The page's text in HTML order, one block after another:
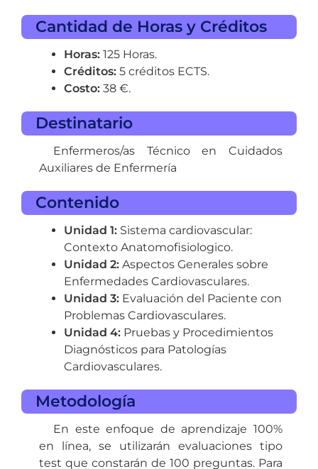
Cantidad de Horas y Créditos
Horas: 125 Horas.
Créditos: 5 créditos ECTS.
Costo: 38 €.
Destinatario
Enfermeros/as Técnico en Cuidados
Auxiliares de Enfermería
Contenido
Unidad 1: Sistema cardiovascular:
Contexto Anatomofisiologico.
Unidad 2: Aspectos Generales sobre
Enfermedades Cardiovasculares.
Unidad 3: Evaluación del Paciente con
Problemas Cardiovasculares.
Unidad 4: Pruebas y Procedimientos
Diagnósticos para Patologías
Cardiovasculares.
Metodología
En este enfoque de aprendizaje 100%
en línea, se utilizarán evaluaciones tipo
test que constarán de 100 preguntas. Para